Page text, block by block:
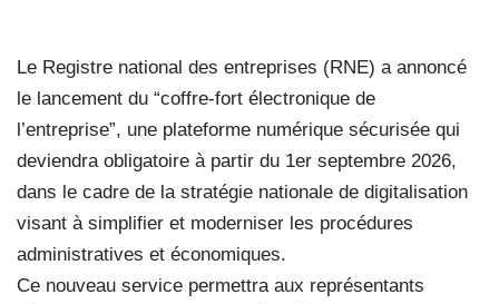
Le Registre national des entreprises (RNE) a annoncé
le lancement du “coffre-fort électronique de
l’entreprise”, une plateforme numérique sécurisée qui
deviendra obligatoire à partir du 1er septembre 2026,
dans le cadre de la stratégie nationale de digitalisation
visant à simplifier et moderniser les procédures
administratives et économiques.
Ce nouveau service permettra aux représentants